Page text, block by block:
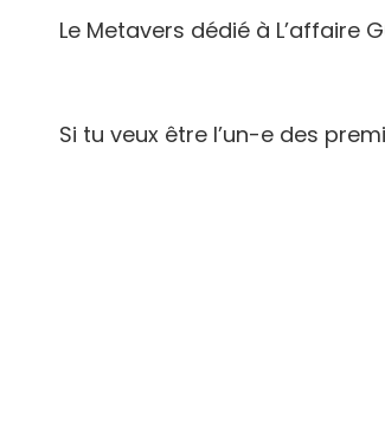
Le Metavers dédié à L’affaire
Si tu veux être l’un-e des